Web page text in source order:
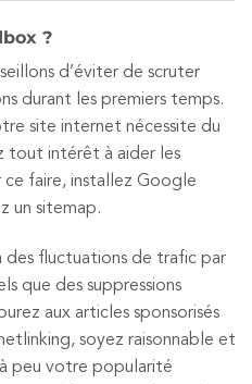
?
d’éviter de scruter
durant les premiers temps.
site internet nécessite du
tout intérêt à aider les
ce faire, installez Google
un sitemap.
des fluctuations de trafic par
que des suppressions
aux articles sponsorisés
soyez raisonnable et
peu votre popularité